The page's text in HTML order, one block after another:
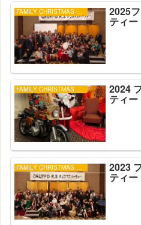
2025
ティ
FAMILY CHRISTMAS PARTY 2024
ティ
2023
ティ